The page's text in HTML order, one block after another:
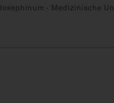
Josephinum - Medizinische